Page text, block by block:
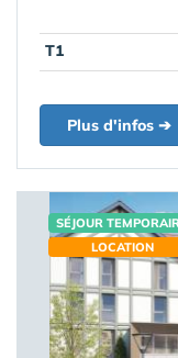
T1
Plus d'infos ➔
SÉJOUR
LOCATION